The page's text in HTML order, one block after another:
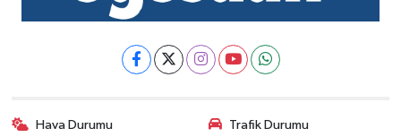
Hava Durumu Trafik Durumu